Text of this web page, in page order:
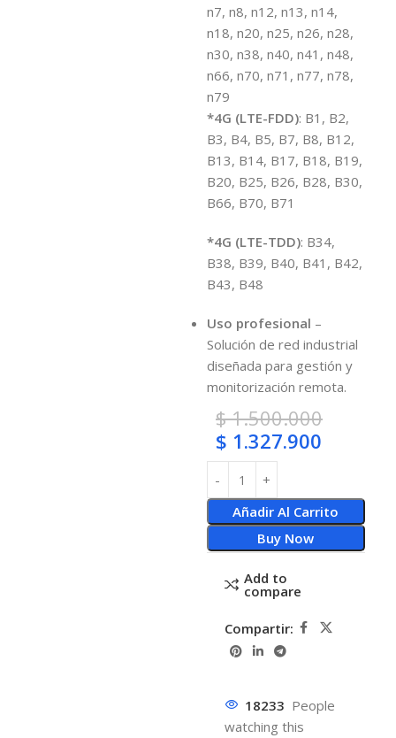
n7, n8, n12, n13, n14,
n18, n20, n25, n26, n28,
n30, n38, n40, n41, n48,
n66, n70, n71, n77, n78,
n79
*4G (LTE-FDD): B1, B2,
B3, B4, B5, B7, B8, B12,
B13, B14, B17, B18, B19,
B20, B25, B26, B28, B30,
B66, B70, B71
*4G (LTE-TDD): B34,
B38, B39, B40, B41, B42,
B43, B48
Uso profesional –
Solución de red industrial
diseñada para gestión y
monitorización remota.
$1.500.000
$ 1.327.900
Añadir Al Carrito
Buy Now
Add to
compare
Compartir:
18233 People
watching this